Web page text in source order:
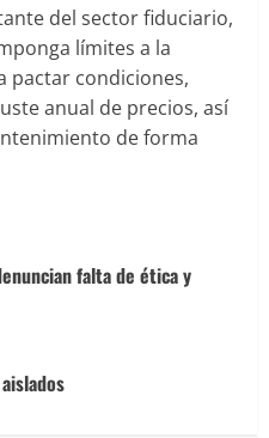
del sector fiduciario,
límites a la
pactar condiciones,
anual de precios, así
de forma
falta de ética y